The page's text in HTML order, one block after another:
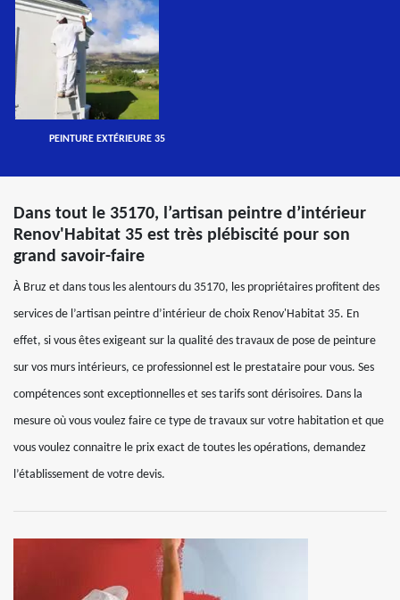
PEINTURE EXTÉRIEURE 35
Dans tout le 35170, l’artisan peintre d’intérieur
Renov'Habitat 35 est très plébiscité pour son
grand savoir-faire
À Bruz et dans tous les alentours du 35170, les propriétaires profitent des
services de l’artisan peintre d’intérieur de choix Renov'Habitat 35. En
effet, si vous êtes exigeant sur la qualité des travaux de pose de peinture
sur vos murs intérieurs, ce professionnel est le prestataire pour vous. Ses
compétences sont exceptionnelles et ses tarifs sont dérisoires. Dans la
mesure où vous voulez faire ce type de travaux sur votre habitation et que
vous voulez connaitre le prix exact de toutes les opérations, demandez
l’établissement de votre devis.